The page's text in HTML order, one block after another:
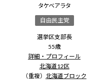
タケベ アラタ
自由民主党
選挙区支部長
55歳
詳細・プロフィール
北海道12区
（重複） 北海道ブロック